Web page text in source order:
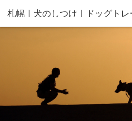
札幌｜犬のしつけ｜ドッグトレ
んの家庭教師®️